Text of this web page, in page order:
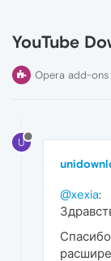
YouTube
Opera add-ons
U
@xexia: